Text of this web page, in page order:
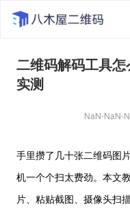
二维码解码工具
实测
NaN-NaN-
手里攒了几十张二维码图
机一个个扫太费劲。本文
片、粘贴截图、摄像头扫